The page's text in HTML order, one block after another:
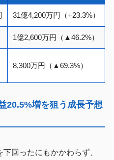
31億4,200万円（+23.3%）
1億2,600万円（▲46.2%）
8,300万円（▲69.3%）
20.5%増を狙う成長予想
回ったにもかかわらず、